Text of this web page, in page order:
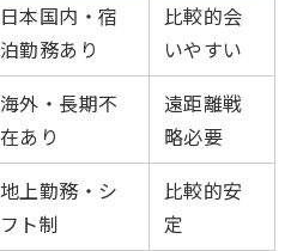
日本国内・宿
泊勤務あり
比較的会
いやすい
海外・長期不
在あり
遠距離戦
略必要
地上勤務・シ
フト制
比較的安
定